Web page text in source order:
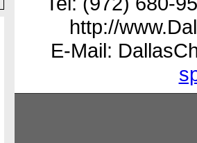
http://
E-Mail: